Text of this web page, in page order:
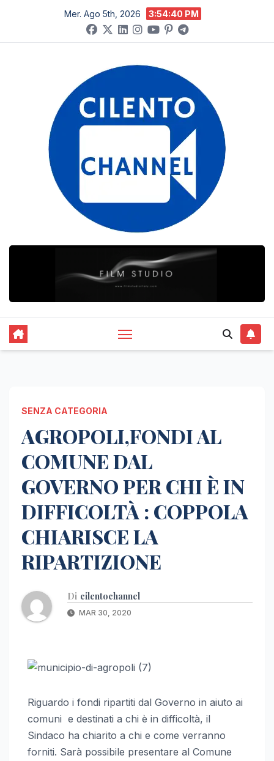
contenuto
Mer. Ago 5th, 2026 3:54:41 PM
SENZA CATEGORIA
AGROPOLI,FONDI AL
COMUNE DAL
GOVERNO PER CHI È IN
DIFFICOLTÀ : COPPOLA
CHIARISCE LA
RIPARTIZIONE
Di cilentochannel
MAR 30, 2020
Riguardo i fondi ripartiti dal Governo in aiuto ai
comuni e destinati a chi è in difficoltà, il
Sindaco ha chiarito a chi e come verranno
forniti. Sarà possibile presentare al Comune